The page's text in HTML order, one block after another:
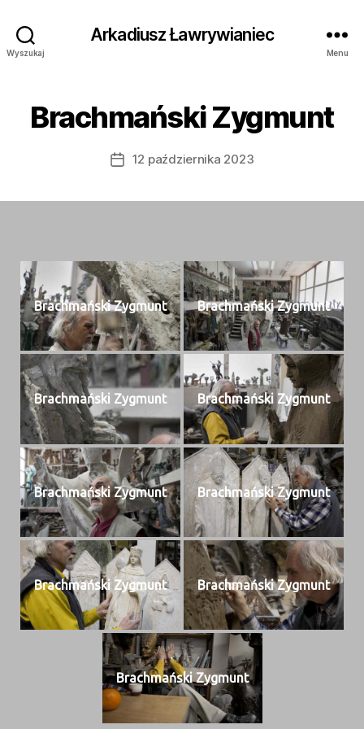
Wyszukaj
Arkadiusz Ławrywianiec
Menu
Brachmański Zygmunt
Data12 października 2023
Brach­mańs­ki Zygmunt Brach­mańs­ki Zygmunt
Brach­mańs­ki Zygmunt Brach­mańs­ki Zygmunt
Brach­mańs­ki Zygmunt Brach­mańs­ki Zygmunt
Brach­mańs­ki Zygmunt Brach­mańs­ki Zygmunt
Brach­mańs­ki Zygmunt